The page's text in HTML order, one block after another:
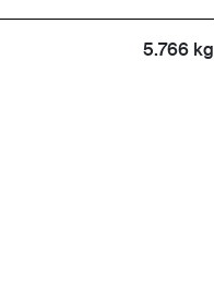
5.766 kg